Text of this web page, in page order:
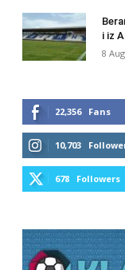
i iz
8
22,356 Fans
10,703
678 Followers